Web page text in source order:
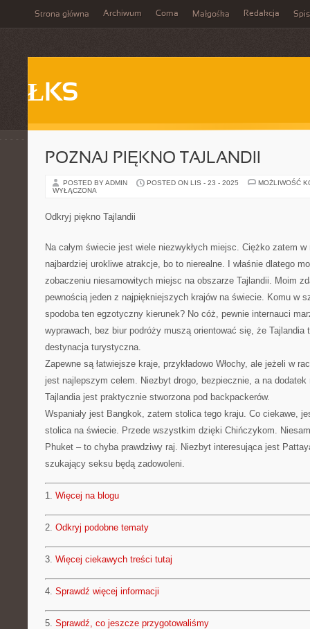
Strona główna Archiwum Coma Małgośka Redakcja
ŁKS
POZNAJ PIĘKNO TAJLANDII
POSTED BY ADMIN POSTED ON LIS - 23 - 2025
MOŻLIWOŚĆ
WYŁĄCZONA
Odkryj piękno Tajlandii
Na całym świecie jest wiele niezwykłych miejsc. Ciężko zatem w
najbardziej urokliwe atrakcje, bo to nierealne. I właśnie dlatego
zobaczeniu niesamowitych miejsc na obszarze Tajlandii. Moim
pewnością jeden z najpiękniejszych krajów na świecie. Komu w
spodoba ten egzotyczny kierunek? No cóż, pewnie internauci
wyprawach, bez biur podróży muszą orientować się, że Tajlandia
destynacja turystyczna.
Zapewne są łatwiejsze kraje, przykładowo Włochy, ale jeżeli w
jest najlepszym celem. Niezbyt drogo, bezpiecznie, a na dodatek
Tajlandia jest praktycznie stworzona pod backpackerów.
Wspaniały jest Bangkok, zatem stolica tego kraju. Co ciekawe,
stolica na świecie. Przede wszystkim dzięki Chińczykom.
Phuket – to chyba prawdziwy raj. Niezbyt interesująca jest
szukający seksu będą zadowoleni.
1. Więcej na blogu
2. Odkryj podobne tematy
3. Więcej ciekawych treści tutaj
4. Sprawdź więcej informacji
5. Sprawdź, co jeszcze przygotowaliśmy